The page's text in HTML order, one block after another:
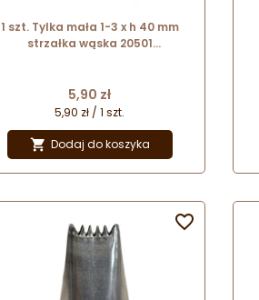
1 szt. Tylka mała 1-3 x h 40 mm
strzałka wąska 20501
Cena
5,90 zł
5,90 zł / 1 szt.
 Dodaj do koszyka
